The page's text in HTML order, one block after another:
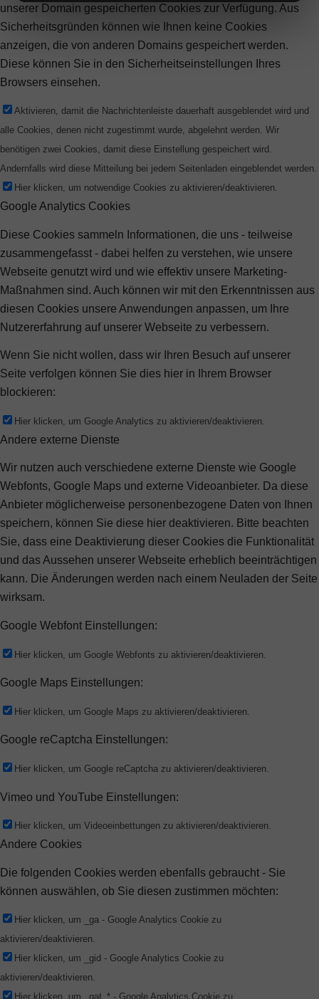
unserer Domain gespeicherten Cookies zur Verfügung. Aus
Sicherheitsgründen können wie Ihnen keine Cookies
anzeigen, die von anderen Domains gespeichert werden.
Diese können Sie in den Sicherheitseinstellungen Ihres
Browsers einsehen.
Aktivieren, damit die Nachrichtenleiste dauerhaft ausgeblendet wird und
alle Cookies, denen nicht zugestimmt wurde, abgelehnt werden. Wir
benötigen zwei Cookies, damit diese Einstellung gespeichert wird.
Andernfalls wird diese Mitteilung bei jedem Seitenladen eingeblendet werden.
Hier klicken, um notwendige Cookies zu aktivieren/deaktivieren.
Google Analytics Cookies
Diese Cookies sammeln Informationen, die uns - teilweise
zusammengefasst - dabei helfen zu verstehen, wie unsere
Webseite genutzt wird und wie effektiv unsere Marketing-
Maßnahmen sind. Auch können wir mit den Erkenntnissen aus
diesen Cookies unsere Anwendungen anpassen, um Ihre
Nutzererfahrung auf unserer Webseite zu verbessern.
Wenn Sie nicht wollen, dass wir Ihren Besuch auf unserer
Seite verfolgen können Sie dies hier in Ihrem Browser
blockieren:
Hier klicken, um Google Analytics zu aktivieren/deaktivieren.
Andere externe Dienste
Wir nutzen auch verschiedene externe Dienste wie Google
Webfonts, Google Maps und externe Videoanbieter. Da diese
Anbieter möglicherweise personenbezogene Daten von Ihnen
speichern, können Sie diese hier deaktivieren. Bitte beachten
Sie, dass eine Deaktivierung dieser Cookies die Funktionalität
und das Aussehen unserer Webseite erheblich beeinträchtigen
kann. Die Änderungen werden nach einem Neuladen der Seite
wirksam.
Google Webfont Einstellungen:
Hier klicken, um Google Webfonts zu aktivieren/deaktivieren.
Google Maps Einstellungen:
Hier klicken, um Google Maps zu aktivieren/deaktivieren.
Google reCaptcha Einstellungen:
Hier klicken, um Google reCaptcha zu aktivieren/deaktivieren.
Vimeo und YouTube Einstellungen:
Hier klicken, um Videoeinbettungen zu aktivieren/deaktivieren.
Andere Cookies
Die folgenden Cookies werden ebenfalls gebraucht - Sie
können auswählen, ob Sie diesen zustimmen möchten:
Hier klicken, um _ga - Google Analytics Cookie zu
aktivieren/deaktivieren.
Hier klicken, um _gid - Google Analytics Cookie zu
aktivieren/deaktivieren.
Hier klicken, um _gat_* - Google Analytics Cookie zu